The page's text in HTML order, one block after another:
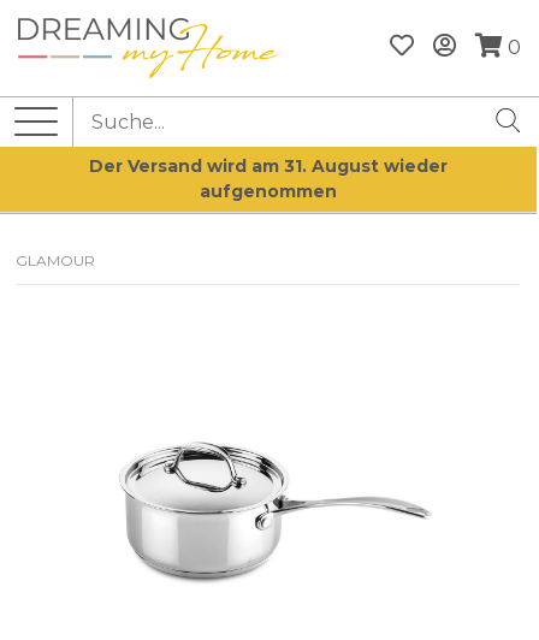
0
Der Versand wird am 31. August wieder
aufgenommen
GLAMOUR